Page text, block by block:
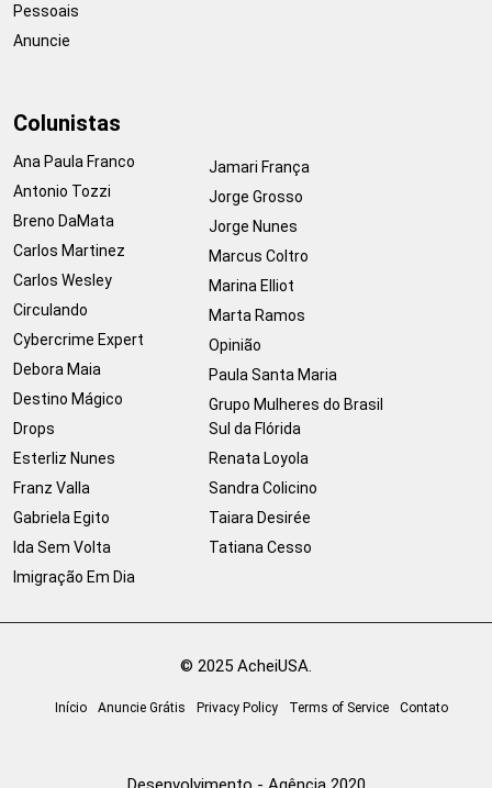
Pessoais
Anuncie
Colunistas
Ana Paula Franco
Antonio Tozzi
Breno DaMata
Carlos Martinez
Carlos Wesley
Circulando
Cybercrime Expert
Debora Maia
Destino Mágico
Drops
Esterliz Nunes
Franz Valla
Gabriela Egito
Ida Sem Volta
Imigração Em Dia
Jamari França
Jorge Grosso
Jorge Nunes
Marcus Coltro
Marina Elliot
Marta Ramos
Opinião
Paula Santa Maria
Grupo Mulheres do Brasil
Sul da Flórida
Renata Loyola
Sandra Colicino
Taiara Desirée
Tatiana Cesso
© 2025 AcheiUSA.
Início Anuncie Grátis Privacy Policy Terms of Service Contato